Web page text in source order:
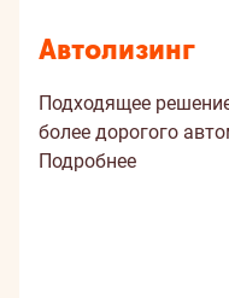
Автолизинг
Подходящее
более дорогого
Подробнее